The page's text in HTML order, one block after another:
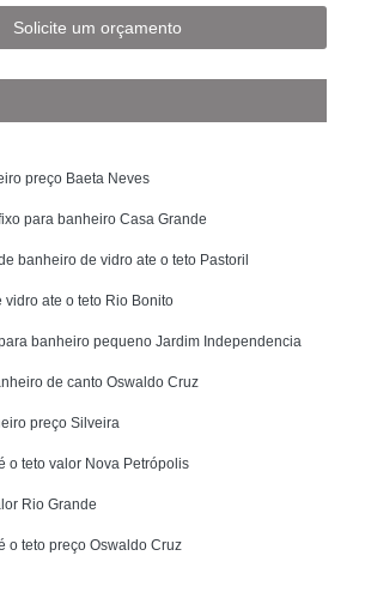
Solicite um orçamento
preço Baeta Neves
para banheiro Casa Grande
banheiro de vidro ate o teto Pastoril
vidro ate o teto Rio Bonito
banheiro pequeno Jardim Independencia
de canto Oswaldo Cruz
preço Silveira
o teto valor Nova Petrópolis
Rio Grande
o teto preço Oswaldo Cruz